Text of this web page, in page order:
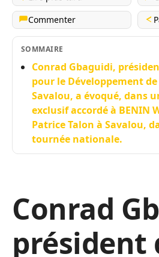
Commenter
SOMMAIRE
Conrad Gbaguidi,
pour le Développement
Savalou, a évoqué, dans
exclusif accordé à BENIN
Patrice Talon à Savalou,
tournée nationale.
Conrad
président